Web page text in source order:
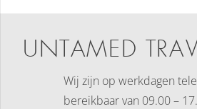
UNTAMED
Wij zijn op werkdagen
bereikbaarvan 09.00 –